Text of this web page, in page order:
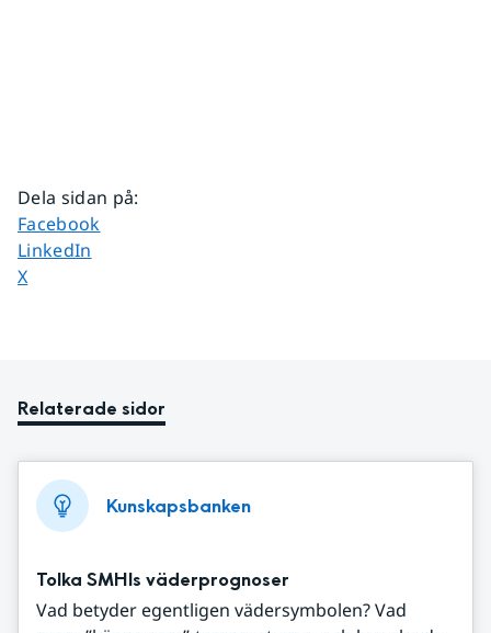
Dela sidan på:
Dela sidan på
Facebook
Dela sidan på
LinkedIn
Dela sidan på
X
Relaterade sidor
Kunskapsbanken
Tolka SMHIs väderprognoser
Vad betyder egentligen vädersymbolen? Vad